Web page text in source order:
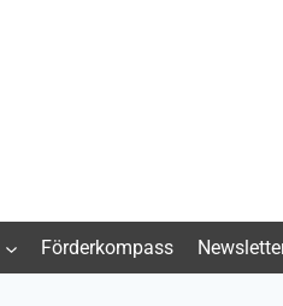
Förderkompass